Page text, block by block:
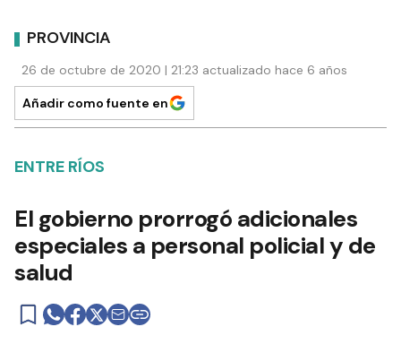
PROVINCIA
26 de octubre de 2020 | 21:23 actualizado hace 6 años
Añadir como fuente en
ENTRE RÍOS
El gobierno prorrogó adicionales
especiales a personal policial y de
salud